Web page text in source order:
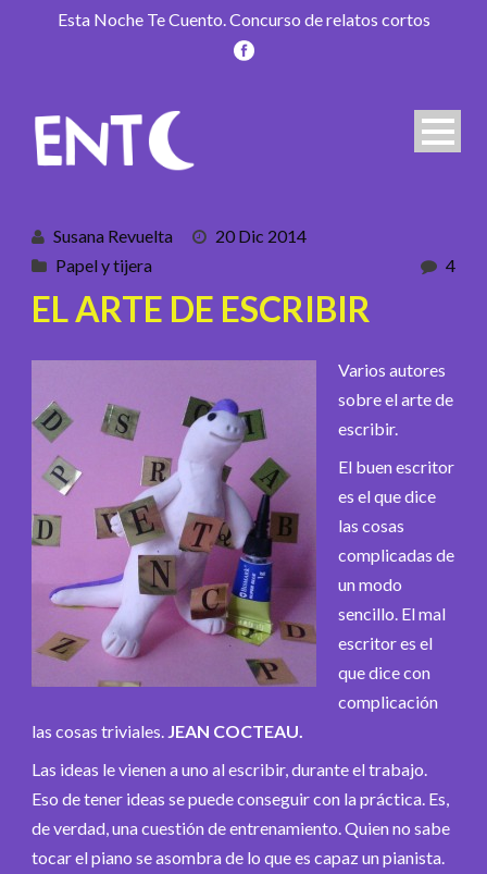
Esta Noche Te Cuento. Concurso de relatos cortos
Susana Revuelta
20 Dic 2014
Papel y tijera
4
EL ARTE DE ESCRIBIR
Varios autores
sobre el arte de
escribir.
El buen escritor
es el que dice
las cosas
complicadas de
un modo
sencillo. El mal
escritor es el
que dice con
complicación
las cosas triviales. JEAN COCTEAU.
Las ideas le vienen a uno al escribir, durante el trabajo.
Eso de tener ideas se puede conseguir con la práctica. Es,
de verdad, una cuestión de entrenamiento. Quien no sabe
tocar el piano se asombra de lo que es capaz un pianista.